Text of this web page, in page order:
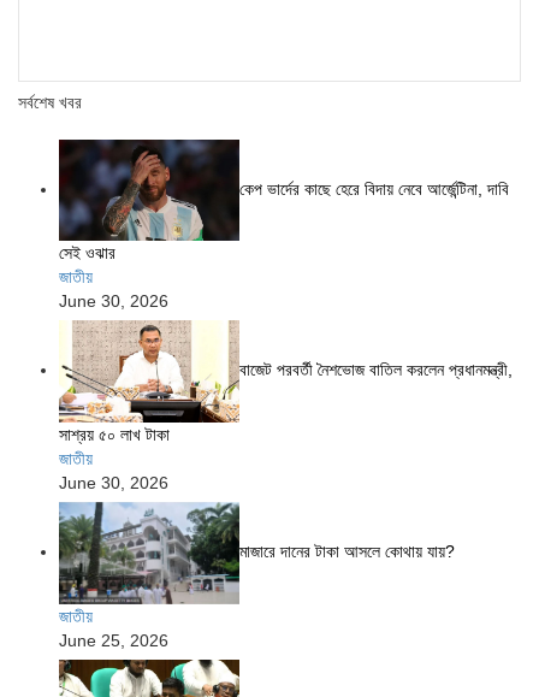
সর্বশেষ খবর
কেপ ভার্দের কাছে হেরে বিদায় নেবে আর্জেন্টিনা, দাবি
সেই ওঝার
জাতীয়
June 30, 2026
বাজেট পরবর্তী নৈশভোজ বাতিল করলেন প্রধানমন্ত্রী,
সাশ্রয় ৫০ লাখ টাকা
জাতীয়
June 30, 2026
মাজারে দানের টাকা আসলে কোথায় যায়?
জাতীয়
June 25, 2026